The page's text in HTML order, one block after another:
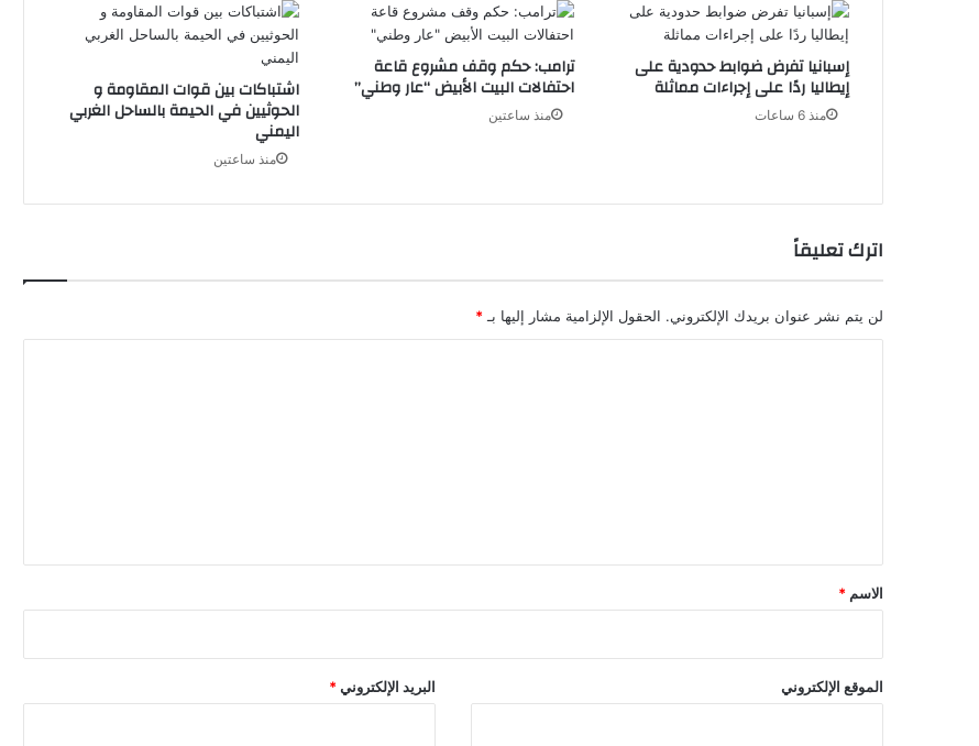
اشتباكات بين قوات المقاومة و
الحوثيين في الحيمة بالساحل الغربي
اليمني
منذ ساعتين
ترامب: حكم وقف مشروع قاعة
احتفالات البيت الأبيض “عار وطني”
منذ ساعتين
إسبانيا تفرض ضوابط حدودية على
إيطاليا ردًا على إجراءات مماثلة
منذ 6 ساعات
اترك تعليقاً
لن يتم نشر عنوان بريدك الإلكتروني. الحقول الإلزامية مشار إليها بـ *
*
الاسم *
البريد الإلكتروني* الموقع الإلكتروني